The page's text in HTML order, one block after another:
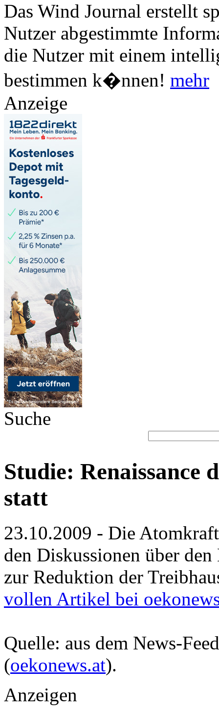
Das Wind Journal erstellt
Nutzer abgestimmte
die Nutzer mit einem
bestimmen k�nnen! mehr
Anzeige
Suche
Studie:
statt
23.10.2009 - Die
den Diskussionen über
zur Reduktion der
vollen Artikel bei
Quelle: aus dem News-
(oekonews.at).
Anzeigen